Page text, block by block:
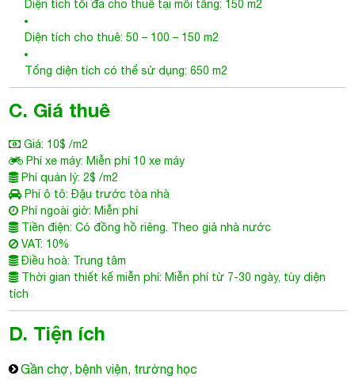
Diện tích tối đa cho thuê tại mỗi tầng: 150 m2
Diện tích cho thuê: 50 – 100 – 150 m2
Tổng diện tích có thể sử dụng: 650 m2
C. Giá thuê
Giá: 10$ /m2
Phí xe máy: Miễn phí 10 xe máy
Phí quản lý: 2$ /m2
Phí ô tô: Đậu trước tòa nhà
Phí ngoài giờ: Miễn phí
Tiền điện: Có đồng hồ riêng. Theo giá nhà nước
VAT: 10%
Điều hoà: Trung tâm
Thời gian thiết kế miễn phí: Miễn phí từ 7-30 ngày, tùy diện
tích
D. Tiện ích
Gần chợ, bệnh viện, trường học